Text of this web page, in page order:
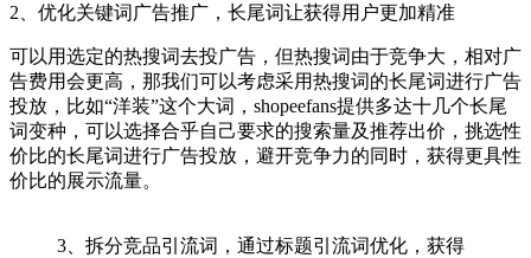
2、优化关键词广告推广，长尾词让获得用户更加精准
可以用选定的热搜词去投广告，但热搜词由于竞争大，相对广
告费用会更高，那我们可以考虑采用热搜词的长尾词进行广告
投放，比如“洋装”这个大词，shopeefans提供多达十几个长尾
词变种，可以选择合乎自己要求的搜索量及推荐出价，挑选性
价比的长尾词进行广告投放，避开竞争力的同时，获得更具性
价比的展示流量。
3、拆分竞品引流词，通过标题引流词优化，获得